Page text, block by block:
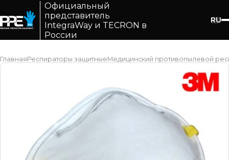
Официальный
представитель
IntegraWay и TECRON в
России
RU
ГлавнаяРеспираторы защитныеМедицинский противопылевой